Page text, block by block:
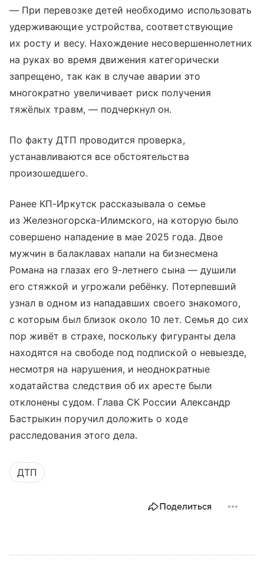
— При перевозке детей необходимо использовать
удерживающие устройства, соответствующие
их росту и весу. Нахождение несовершеннолетних
на руках во время движения категорически
запрещено, так как в случае аварии это
многократно увеличивает риск получения
тяжёлых травм, — подчеркнул он.
По факту ДТП проводится проверка,
устанавливаются все обстоятельства
произошедшего.
Ранее КП-Иркутск рассказывала о семье
из Железногорска-Илимского, на которую было
совершено нападение в мае 2025 года. Двое
мужчин в балаклавах напали на бизнесмена
Романа на глазах его 9-летнего сына — душили
его стяжкой и угрожали ребёнку. Потерпевший
узнал в одном из нападавших своего знакомого,
с которым был близок около 10 лет. Семья до сих
пор живёт в страхе, поскольку фигуранты дела
находятся на свободе под подпиской о невыезде,
несмотря на нарушения, и неоднократные
ходатайства следствия об их аресте были
отклонены судом. Глава СК России Александр
Бастрыкин поручил доложить о ходе
расследования этого дела.
ДТП
Поделиться